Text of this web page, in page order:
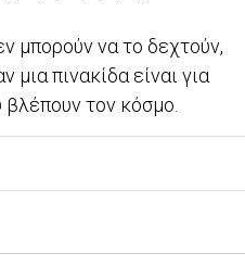
μπορούν να το δεχτούν,
πινακίδα είναι για
τον κόσμο.